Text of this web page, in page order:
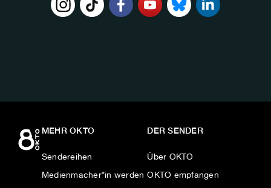
MEHR OKTO
Sendereihen
Medienmacher*in werden
DER SENDER
Über OKTO
OKTO empfangen